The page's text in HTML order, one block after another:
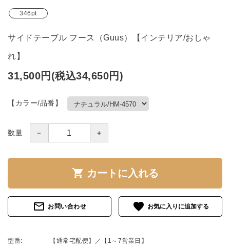
346pt
サイドテーブル フース（Guus）【インテリア/おしゃ
れ】
31,500円(税込34,650円)
【カラー/品番】
数量 － ＋
shopping_cart カートに入れる
mail_outline お問い合わせ favorite
型番: 【通常宅配便】／【1～7営業日】